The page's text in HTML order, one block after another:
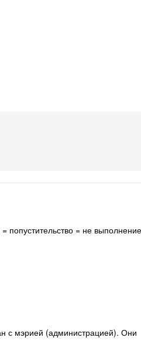
попустительство = не
с мэрией (администрацией). Они